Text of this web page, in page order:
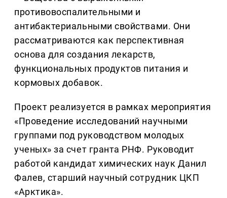
противовоспалительными и
антибактериальными свойствами. Они
рассматриваются как перспективная
основа для создания лекарств,
функциональных продуктов питания и
кормовых добавок.
Проект реализуется в рамках мероприятия
«Проведение исследований научными
группами под руководством молодых
ученых» за счет гранта РНФ. Руководит
работой кандидат химических наук Данил
Фалев, старший научный сотрудник ЦКП
«Арктика».